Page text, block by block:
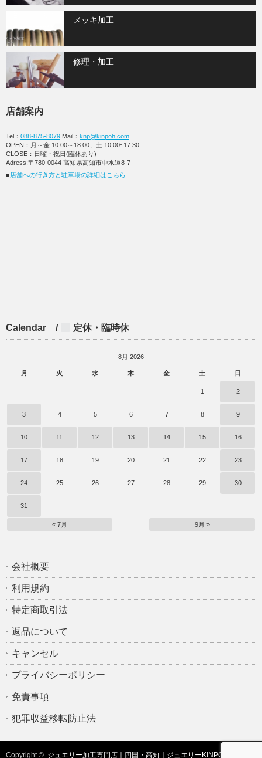
メッキ加工
修理・加工
店舗案内
Tel： 088-875-8079 Mail： knp@kinpoh.com
OPEN：月～金 10:00～18:00、土 10:00~17:30
CLOSE：日曜・祝日(臨休あり)
Adress:〒780-0044 高知県高知市中水道8-7
■店舗への行き方と駐車場の詳細はこちら
Calendar / 定休・臨時休
8月 2026
月 火 水 木 金 土 日
1 2
3 4 5 6 7 8 9
10 11 12 13 14 15 16
17 18 19 20 21 22 23
24 25 26 27 28 29 30
31
« 7月 9月 »
会社概要
利用規約
特定商取引法
返品について
キャンセル
プライバシーポリシー
免責事項
犯罪収益移転防止法
Copyright © ジュエリー加工専門店｜四国・高知｜ジュエリーKINPOH-(有)金峯